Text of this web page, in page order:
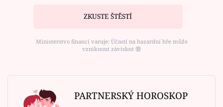
ZKUSTE ŠTĚSTÍ
Ministerstvo financí varuje: Účastí na hazardní hře může
vzniknout závislost ⑱
PARTNERSKÝ HOROSKOP